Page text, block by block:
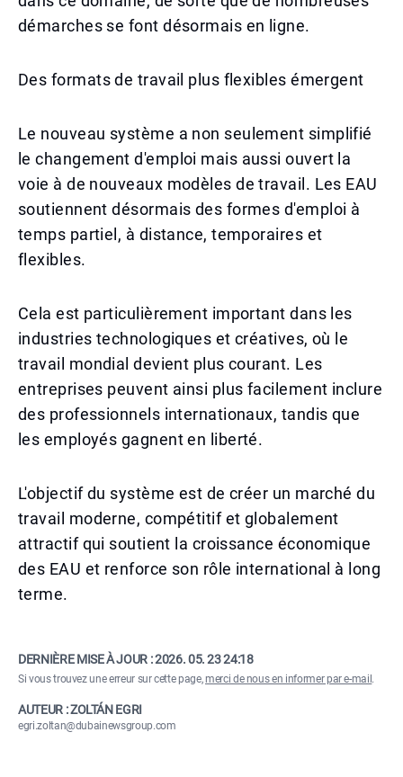
démarches se font désormais en ligne.
Des formats de travail plus flexibles émergent
Le nouveau système a non seulement simplifié
le changement d'emploi mais aussi ouvert la
voie à de nouveaux modèles de travail. Les EAU
soutiennent désormais des formes d'emploi à
temps partiel, à distance, temporaires et
flexibles.
Cela est particulièrement important dans les
industries technologiques et créatives, où le
travail mondial devient plus courant. Les
entreprises peuvent ainsi plus facilement inclure
des professionnels internationaux, tandis que
les employés gagnent en liberté.
L'objectif du système est de créer un marché du
travail moderne, compétitif et globalement
attractif qui soutient la croissance économique
des EAU et renforce son rôle international à long
terme.
DERNIÈRE MISE À JOUR :2026. 05. 23 24:18
Si vous trouvez une erreur sur cette page,merci de nous en informer par e-mail .
AUTEUR : ZOLTÁN EGRI
egri.zoltan@dubainewsgroup.com